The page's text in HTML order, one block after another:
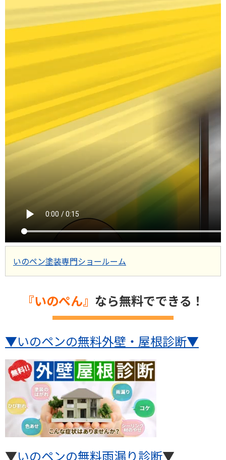
いのペン塗装専門ショールーム
『いのぺん』 なら無料でできる！
▼いのペンの無料外壁・屋根診断▼
▼いのペンの無料雨漏り診断▼